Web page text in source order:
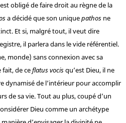
obligé de faire droit au règne de la
a décidé que son uniquepathosne
Et si, malgré tout, il veut dire
il parlera dans le vide référentiel.
monde) sans connexion avec sa
fait, de ceflatus vocisqu’est Dieu, il ne
dynamisé de l’intérieur pour accomplir
de sa vie. Tout au plus, coupé d’un
Dieu comme un archétype